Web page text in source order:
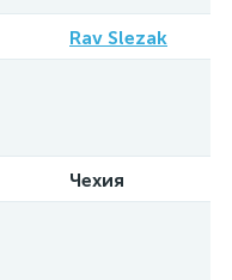
Rav Slezak
Чехия